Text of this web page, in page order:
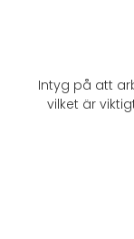
Intyg på att
vilket är